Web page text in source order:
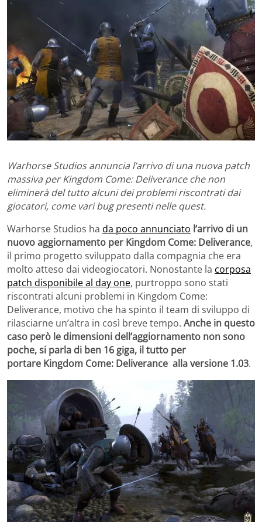
Warhorse Studios annuncia l’arrivo di una nuova patch
massiva per Kingdom Come: Deliverance che non
eliminerà del tutto alcuni dei problemi riscontrati dai
giocatori, come vari bug presenti nelle quest.
Warhorse Studios ha da poco annunciato l’arrivo di un
nuovo aggiornamento per Kingdom Come: Deliverance,
il primo progetto sviluppato dalla compagnia che era
molto atteso dai videogiocatori. Nonostante la corposa
patch disponibile al day one, purtroppo sono stati
riscontrati alcuni problemi in Kingdom Come:
Deliverance, motivo che ha spinto il team di sviluppo di
rilasciarne un’altra in così breve tempo. Anche in questo
caso però le dimensioni dell’aggiornamento non sono
poche, si parla di ben 16 giga, il tutto per
portare Kingdom Come: Deliverance alla versione 1.03.